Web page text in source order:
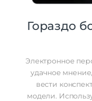
Гораздо
Электронное
удачное
вести
модели.